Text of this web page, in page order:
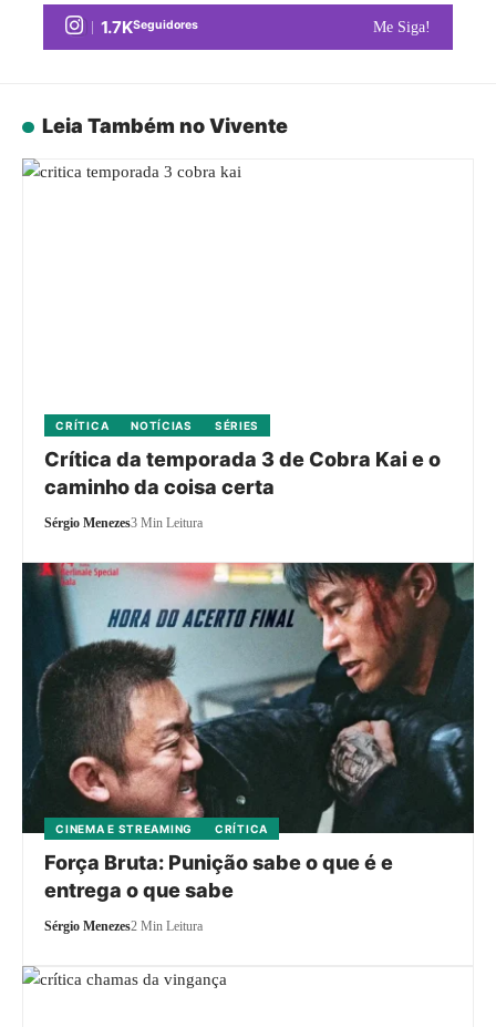
1.7KSeguidores Me Siga!
Leia Também no Vivente
CRÍTICA NOTÍCIAS SÉRIES
Crítica da temporada 3 de Cobra Kai e o
caminho da coisa certa
Sérgio Menezes3 Min Leitura
CINEMA E STREAMING CRÍTICA
Força Bruta: Punição sabe o que é e
entrega o que sabe
Sérgio Menezes2 Min Leitura